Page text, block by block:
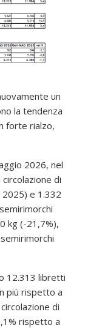
un
la tendenza
forte rialzo,
2026, nel
di
e 1.332
kg (-21,7%),
12.313 libretti
più rispetto a
di
rispetto a